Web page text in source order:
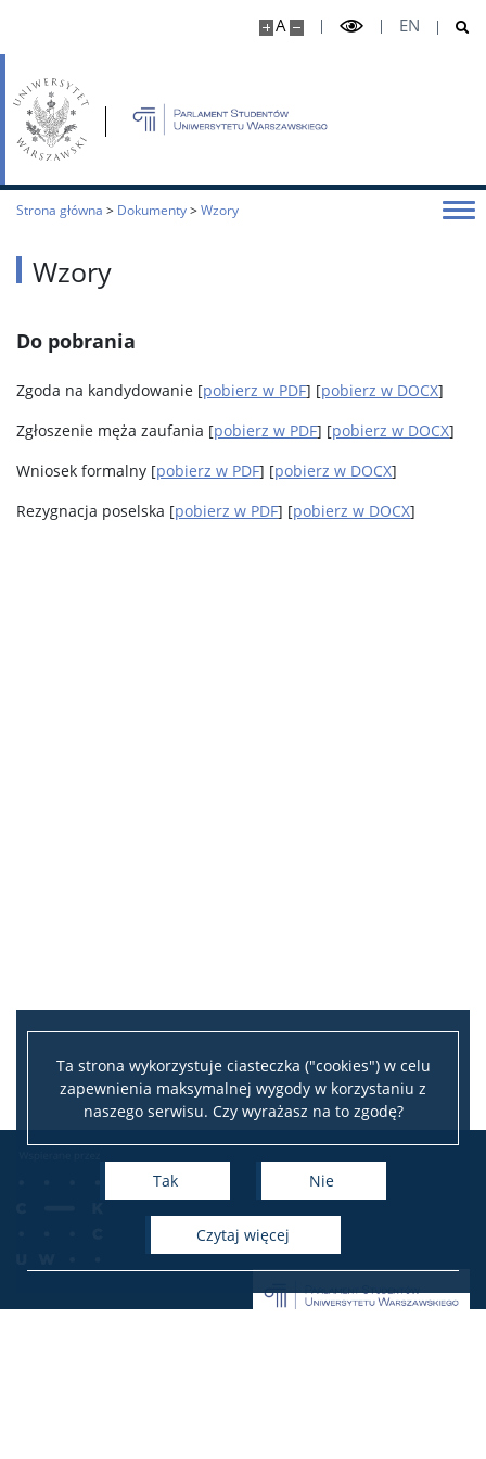
Ta strona wykorzystuje ciasteczka ("cookies") w celu
zapewnienia maksymalnej wygody w korzystaniu z
naszego serwisu. Czy wyrażasz na to zgodę?
Tak Nie
czytaj więcej
A EN
Strona główna > Dokumenty>Wzory
Wzory
Do pobrania
Zgoda na kandydowanie [pobierz w PDF] [pobierz w DOCX]
Zgłoszenie męża zaufania [pobierz w PDF] [pobierz w DOCX]
Wniosek formalny [pobierz w PDF] [pobierz w DOCX]
Rezygnacja poselska [pobierz w PDF] [pobierz w DOCX]